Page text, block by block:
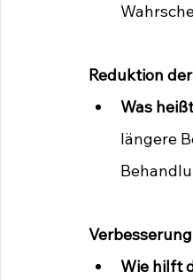
Reduktion
Was
längere
Wie hilft